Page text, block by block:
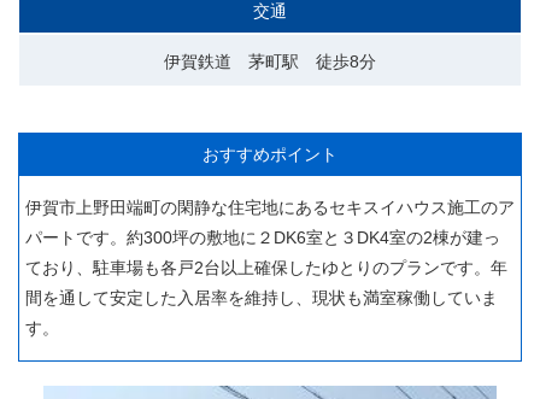
交通
伊賀鉄道 茅町駅 徒歩8分
おすすめポイント
伊賀市上野田端町の閑静な住宅地にあるセキスイハウス施工のア
パートです。約300坪の敷地に２DK6室と３DK4室の2棟が建っ
ており、駐車場も各戸2台以上確保したゆとりのプランです。年
間を通して安定した入居率を維持し、現状も満室稼働していま
す。